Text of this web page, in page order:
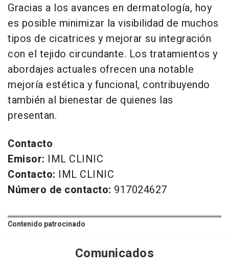
Gracias a los avances en dermatología, hoy
es posible minimizar la visibilidad de muchos
tipos de cicatrices y mejorar su integración
con el tejido circundante. Los tratamientos y
abordajes actuales ofrecen una notable
mejoría estética y funcional, contribuyendo
también al bienestar de quienes las
presentan.
Contacto
Emisor: IML CLINIC
Contacto: IML CLINIC
Número de contacto: 917024627
Contenido patrocinado
Comunicados